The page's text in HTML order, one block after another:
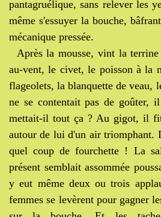
pantagruélique, sans relever les
même s'essuyer la bouche,
mécanique pressée.
Après la mousse, vint la
au-vent, le civet, le poisson à la
flageolets, la blanquette de veau,
ne se contentait pas de goûter,
mettait-il tout ça ? Au gigot, il fit
autour de lui d'un air triomphant.
quel coup de fourchette ! La
présent semblait assommée
y eut même deux ou trois
femmes se levèrent pour gagner